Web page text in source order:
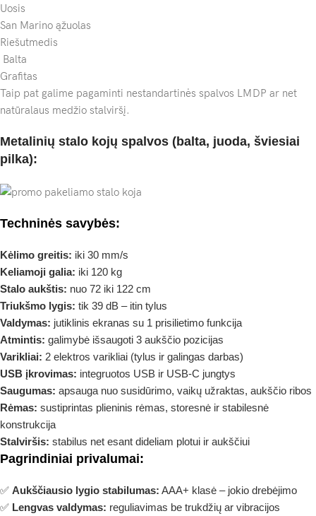
Uosis
San Marino ąžuolas
Riešutmedis
Balta
Grafitas
Taip pat galime pagaminti nestandartinės spalvos LMDP ar net
natūralaus medžio stalviršį.
Metalinių stalo kojų spalvos (balta, juoda, šviesiai
pilka):
Techninės savybės:
Kėlimo greitis: iki 30 mm/s
Keliamoji galia: iki 120 kg
Stalo aukštis: nuo 72 iki 122 cm
Triukšmo lygis: tik 39 dB – itin tylus
Valdymas: jutiklinis ekranas su 1 prisilietimo funkcija
Atmintis: galimybė išsaugoti 3 aukščio pozicijas
Varikliai: 2 elektros varikliai (tylus ir galingas darbas)
USB įkrovimas: integruotos USB ir USB-C jungtys
Saugumas: apsauga nuo susidūrimo, vaikų užraktas, aukščio ribos
Rėmas: sustiprintas plieninis rėmas, storesnė ir stabilesnė
konstrukcija
Stalviršis: stabilus net esant dideliam plotui ir aukščiui
Pagrindiniai privalumai:
✅ Aukščiausio lygio stabilumas: AAA+ klasė – jokio drebėjimo
✅ Lengvas valdymas: reguliavimas be trukdžių ar vibracijos